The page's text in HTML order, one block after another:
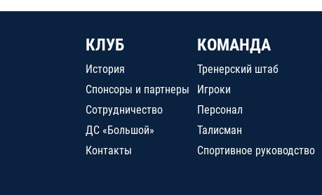
КЛУБ
История
Спонсоры и партнеры
Сотрудничество
ДС «Большой»
Контакты
КОМАНДА
Тренерский штаб
Игроки
Персонал
Талисман
Спортивное руководство